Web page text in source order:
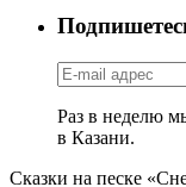
Раз в неделю
в Казани.
Сказки на песке